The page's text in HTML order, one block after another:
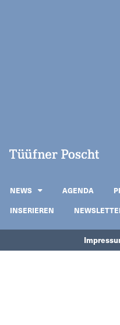
NEWS AGENDA
INSERIEREN